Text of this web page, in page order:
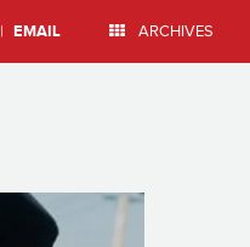
| EMAIL ARCHIVES